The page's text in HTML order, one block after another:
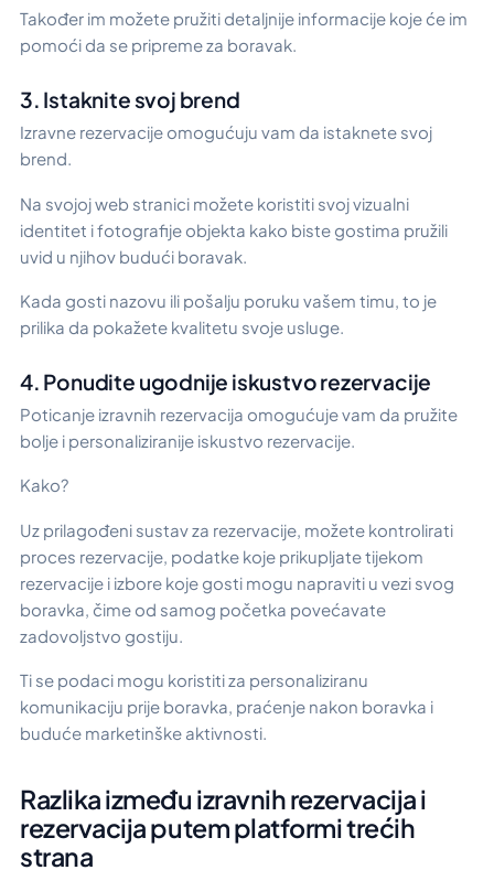
Također im možete pružiti detaljnije informacije koje će im
pomoći da se pripreme za boravak.
3. Istaknite svoj brend
Izravne rezervacije omogućuju vam da istaknete svoj
brend.
Na svojoj web stranici možete koristiti svoj vizualni
identitet i fotografije objekta kako biste gostima pružili
uvid u njihov budući boravak.
Kada gosti nazovu ili pošalju poruku vašem timu, to je
prilika da pokažete kvalitetu svoje usluge.
4. Ponudite ugodnije iskustvo rezervacije
Poticanje izravnih rezervacija omogućuje vam da pružite
bolje i personaliziranije iskustvo rezervacije.
Kako?
Uz prilagođeni sustav za rezervacije, možete kontrolirati
proces rezervacije, podatke koje prikupljate tijekom
rezervacije i izbore koje gosti mogu napraviti u vezi svog
boravka, čime od samog početka povećavate
zadovoljstvo gostiju.
Ti se podaci mogu koristiti za personaliziranu
komunikaciju prije boravka, praćenje nakon boravka i
buduće marketinške aktivnosti.
Razlika između izravnih rezervacija i
rezervacija putem platformi trećih
strana